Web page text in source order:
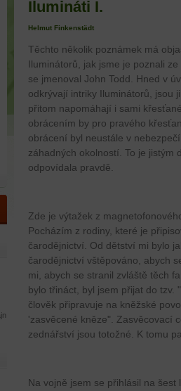
Ilumináti I.
Helmut Finkenstädt
Těchto několik poznámek má
Iluminátorů, jak jsme je poznali
se jmenoval John Todd. Hned v
odkrývají intriky Iluminátorů, jsou
přitom napomáhají i sami
obrácením by pro pravého
obrácení byl neustále v
záhadných okolností. To je jistým
odpovídala pravdě.
Zde je výtažek z
Pocházím z rodiny, které je
čarodějnictví. Od dětství mi bylo
čarodějnictví vštěpováno, abych
mi, abych se stranil zvláště těch
bylo třináct, byl jsem přijat do tzv.
člověk připravuje na kněžské
'zasvěcené kněze". Zasvěcovací
zednářství jsou totožné. K tomu
Na vojně jsem se přihlásil na